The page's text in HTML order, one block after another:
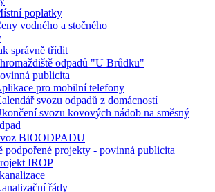
poplatky
vodného a stočného
správně třídit
odpadů "U Brůdku"
publicita
pro mobilní telefony
svozu odpadů z domácností
svozu kovových nádob na směsný
BIOODPADU
podpořené projekty - povinná publicita
IROP
řády